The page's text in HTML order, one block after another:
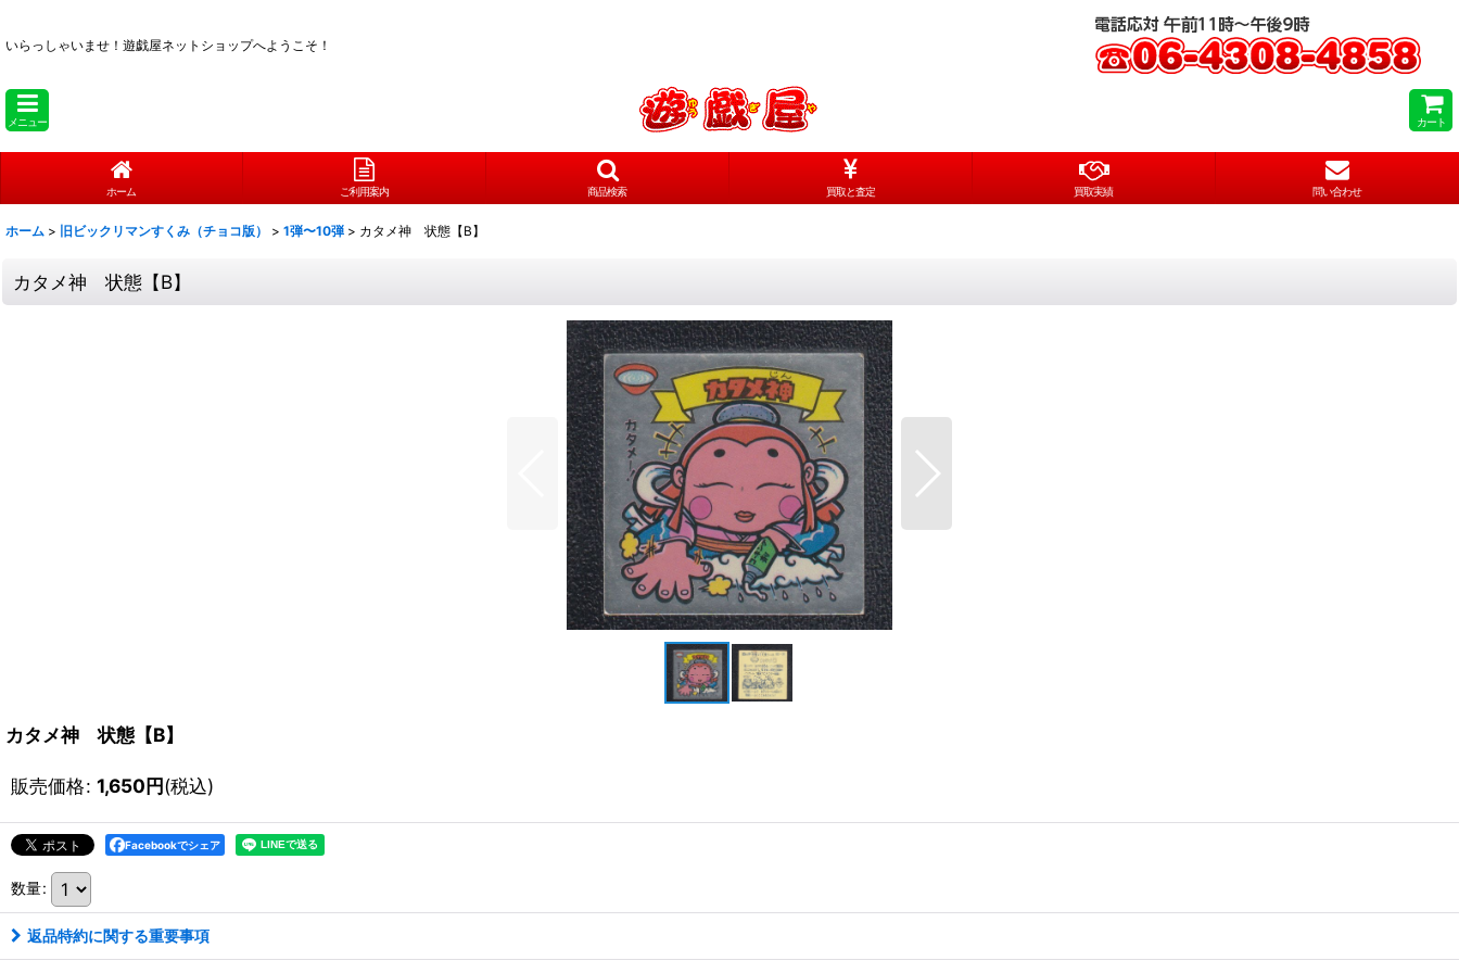
いらっしゃいませ！ 遊戯屋ネットショップへようこそ！
メニュー カート
ホーム ご利用案内 商品検索 買取と査定 買取実績 問い合わせ
ホーム > 旧ビックリマンすくみ（チョコ版） > 1弾〜10弾 > カタメ神 状態【B】
カタメ神 状態【B】
カタメ神 状態【B】
販売価格: 1,650円(税込)
Facebookでシェア
数量:
返品特約に関する重要事項